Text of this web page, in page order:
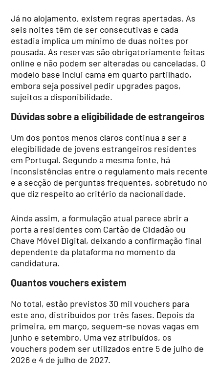
Já no alojamento, existem regras apertadas. As
seis noites têm de ser consecutivas e cada
estadia implica um mínimo de duas noites por
pousada. As reservas são obrigatoriamente feitas
online e não podem ser alteradas ou canceladas. O
modelo base inclui cama em quarto partilhado,
embora seja possível pedir upgrades pagos,
sujeitos a disponibilidade.
Dúvidas sobre a eligibilidade de estrangeiros
Um dos pontos menos claros continua a ser a
elegibilidade de jovens estrangeiros residentes
em Portugal. Segundo a mesma fonte, há
inconsistências entre o regulamento mais recente
e a secção de perguntas frequentes, sobretudo no
que diz respeito ao critério da nacionalidade.
Ainda assim, a formulação atual parece abrir a
porta a residentes com Cartão de Cidadão ou
Chave Móvel Digital, deixando a confirmação final
dependente da plataforma no momento da
candidatura.
Quantos vouchers existem
No total, estão previstos 30 mil vouchers para
este ano, distribuídos por três fases. Depois da
primeira, em março, seguem-se novas vagas em
junho e setembro. Uma vez atribuídos, os
vouchers podem ser utilizados entre 5 de julho de
2026 e 4 de julho de 2027.